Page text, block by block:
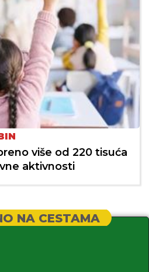
više od 220 tisuća
aktivnosti
NA CESTAMA